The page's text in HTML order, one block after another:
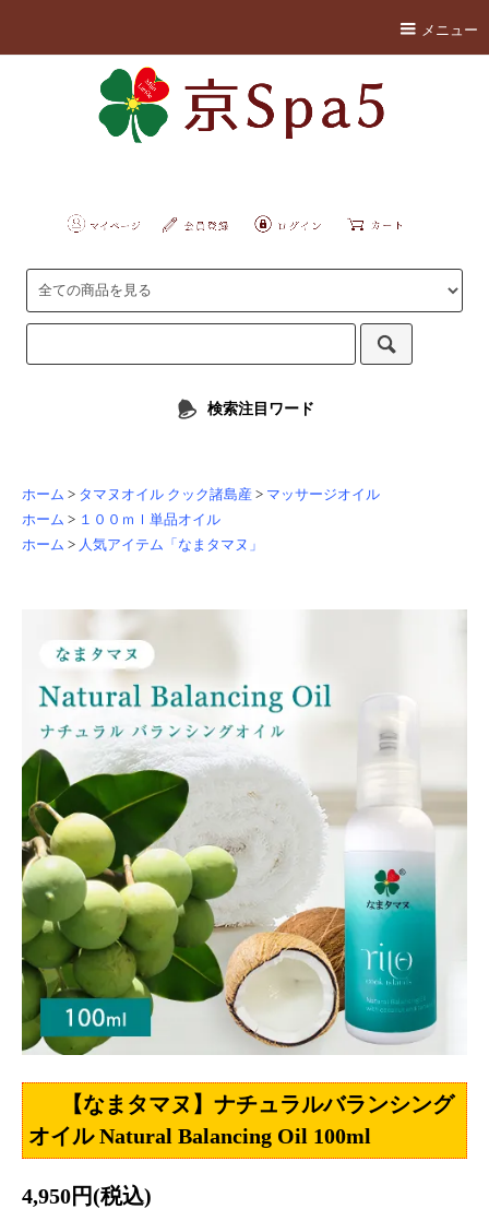
メニュー
検索注目ワード
ホーム > タマヌオイル クック諸島産 > マッサージオイル
ホーム > １００ｍｌ単品オイル
ホーム > 人気アイテム「なまタマヌ」
【なまタマヌ】ナチュラルバランシング
オイル Natural Balancing Oil 100ml
4,950円(税込)